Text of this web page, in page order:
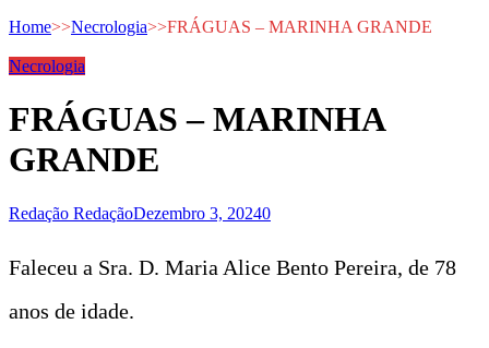
Home>>Necrologia>>FRÁGUAS – MARINHA GRANDE
Necrologia
FRÁGUAS – MARINHA
GRANDE
Redação RedaçãoDezembro 3, 20240
Faleceu a Sra. D. Maria Alice Bento Pereira, de 78
anos de idade.